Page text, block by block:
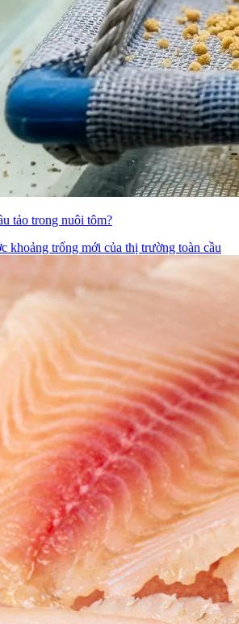
tảo trong nuôi tôm?
khoảng trống mới của thị trường toàn cầu